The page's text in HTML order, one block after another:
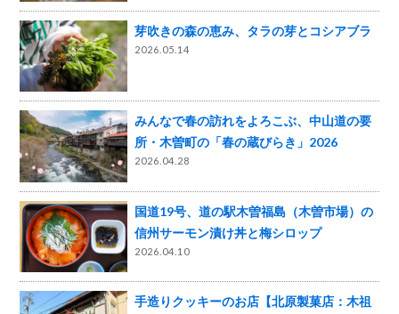
芽吹きの森の恵み、タラの芽とコシアブラ
2026.05.14
みんなで春の訪れをよろこぶ、中山道の要
所・木曽町の「春の蔵びらき」2026
2026.04.28
国道19号、道の駅木曽福島（木曽市場）の
信州サーモン漬け丼と梅シロップ
2026.04.10
手造りクッキーのお店【北原製菓店：木祖